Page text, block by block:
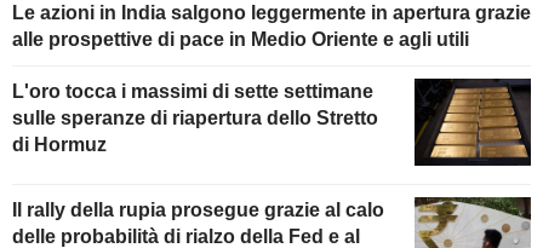
Le azioni in India salgono leggermente in apertura grazie
alle prospettive di pace in Medio Oriente e agli utili
L'oro tocca i massimi di sette settimane
sulle speranze di riapertura dello Stretto
di Hormuz
Il rally della rupia prosegue grazie al calo
delle probabilità di rialzo della Fed e al